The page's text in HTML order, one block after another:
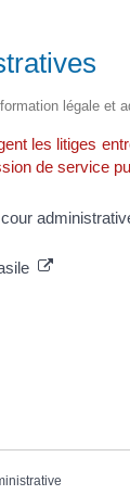
légale et
les litiges
de service